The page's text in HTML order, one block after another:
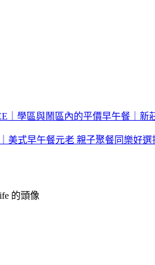
｜學區與鬧區內的平價早午餐｜新
美式早午餐元老 親子聚餐同樂好